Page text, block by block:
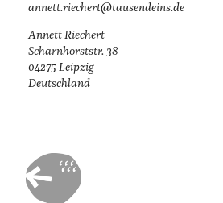
annett.riechert@­tausendeins.de
Annett Riechert
Scharnhorststr. 38
04275 Leipzig
Deutschland
Beitragsnavigation